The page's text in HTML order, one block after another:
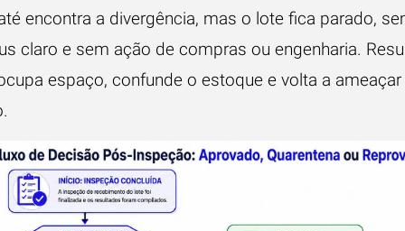
encontra a divergência, mas o lote fica parado,
claro e sem ação de compras ou engenharia.
espaço, confunde o estoque e volta a ameaçar